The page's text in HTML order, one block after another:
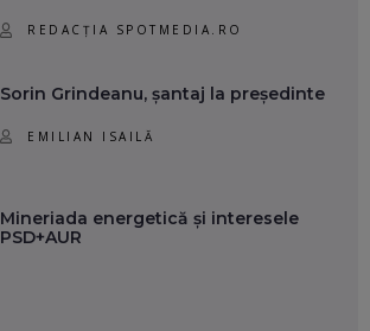
REDACȚIA SPOTMEDIA.RO
Sorin Grindeanu, șantaj la președinte
EMILIAN ISAILĂ
Mineriada energetică și interesele
PSD+AUR